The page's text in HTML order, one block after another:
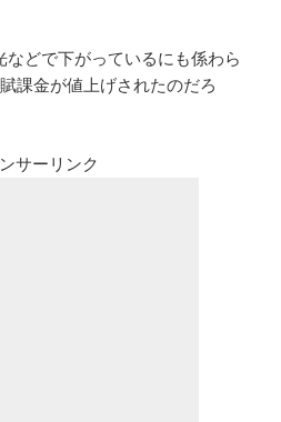
などで下がっているにも係わら
課金が値上げされたのだろ
サーリンク